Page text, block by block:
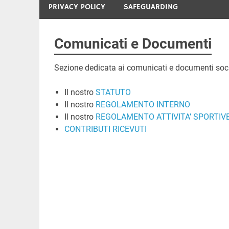
PRIVACY POLICY SAFEGUARDING
Comunicati e Documenti
Sezione dedicata ai comunicati e documenti
Il nostro STATUTO
Il nostro REGOLAMENTO INTERNO
Il nostro REGOLAMENTO ATTIVITA’
CONTRIBUTI RICEVUTI